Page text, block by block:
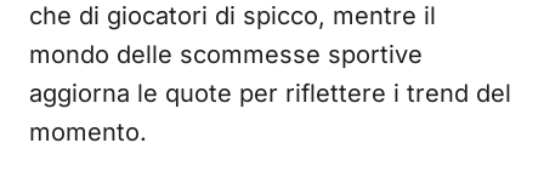
che di giocatori di spicco, mentre il
mondo delle scommesse sportive
aggiorna le quote per riflettere i trend del
momento.